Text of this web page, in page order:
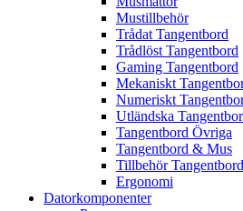
Mustillbehör
Trådat Tangentbord
Trådlöst Tangentbord
Gaming Tangentbord
Mekaniskt
Numeriskt
Utländska
Tangentbord Övriga
Tangentbord & Mus
Tillbehör Tangentbord
Ergonomi
Datorkomponenter